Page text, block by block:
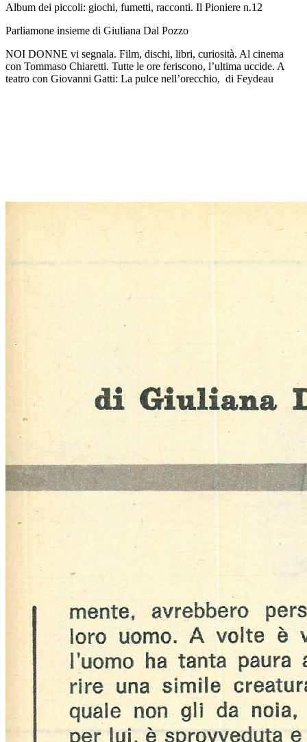
Album dei piccoli: giochi, fumetti, racconti. Il Pioniere n.12
Parliamone insieme di Giuliana Dal Pozzo
NOI DONNE vi segnala. Film, dischi, libri, curiosità. Al cinema
con Tommaso Chiaretti. Tutte le ore feriscono, l’ultima uccide. A
teatro con Giovanni Gatti: La pulce nell’orecchio, di Feydeau